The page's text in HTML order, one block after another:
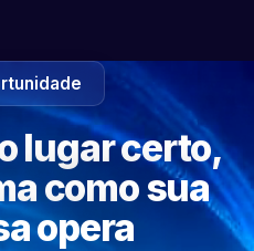
lugar certo,
como sua
opera